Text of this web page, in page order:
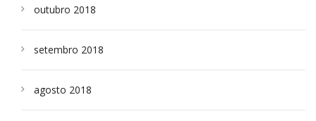
outubro 2018
setembro 2018
agosto 2018